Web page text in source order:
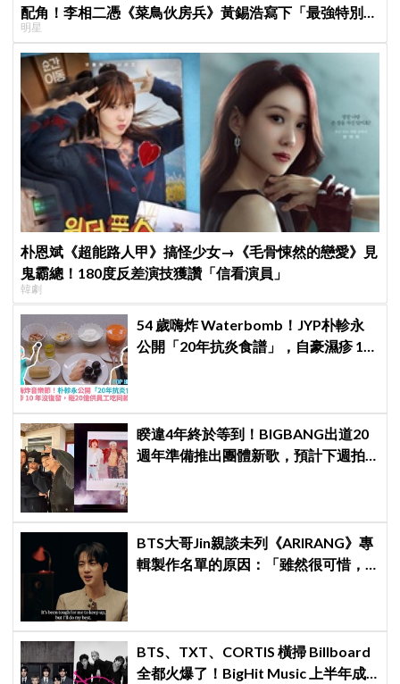
配角！李相二憑《菜鳥伙房兵》黃錫浩寫下「最強特別出
演」傳奇
明星
朴恩斌《超能路人甲》搞怪少女→《毛骨悚然的戀愛》見
鬼霸總！180度反差演技獲讚「信看演員」
韓劇
54 歲嗨炸 Waterbomb！JYP朴軫永
公開「20年抗炎食譜」，自豪濕疹 10
睽違4年終於等到！BIGBANG出道20
週年準備推出團體新歌，預計下週拍
BTS大哥Jin親談未列《ARIRANG》專
輯製作名單的原因：「雖然很可惜，
BTS、TXT、CORTIS 橫掃 Billboard
全都火爆了！BigHit Music 上半年成